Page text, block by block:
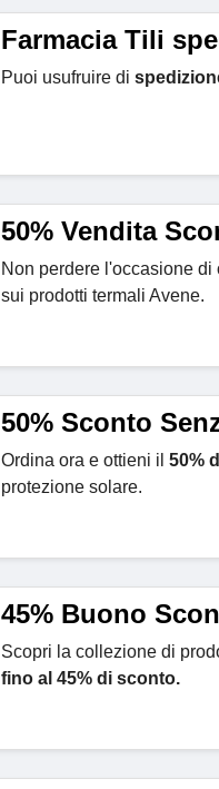
Farmacia Tili
Puoi usufruire di
50% Vendita
Non perdere l'occasione di
sui prodotti termali Avene.
50% Sconto
Ordina ora e ottieni il 50%
protezione solare.
45% Buono
Scopri la collezione di
fino al 45% di sconto.